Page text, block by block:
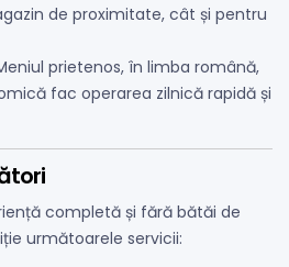
de proximitate, cât și pentru
prietenos, în limba română,
fac operarea zilnică rapidă și
completă și fără bătăi de
următoarele servicii: